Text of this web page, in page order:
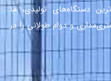
دستگاه‌های تولیدی، ما
و دوام طولانی را در